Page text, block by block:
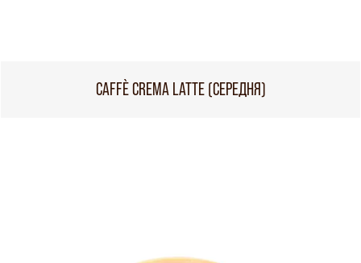
CAFFÈ CREMA LATTE (СЕРЕДНЯ)